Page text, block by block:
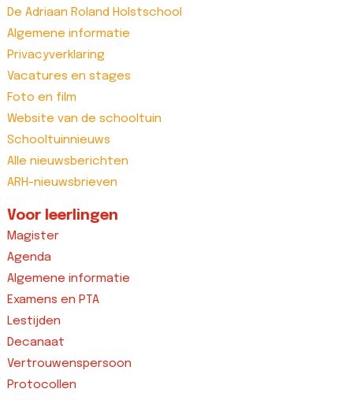
De Adriaan Roland Holstschool
Algemene informatie
Privacyverklaring
Vacatures en stages
Foto en film
Website van de schooltuin
Schooltuinnieuws
Alle nieuwsberichten
ARH-nieuwsbrieven
Voor leerlingen
Magister
Agenda
Algemene informatie
Examens en PTA
Lestijden
Decanaat
Vertrouwenspersoon
Protocollen